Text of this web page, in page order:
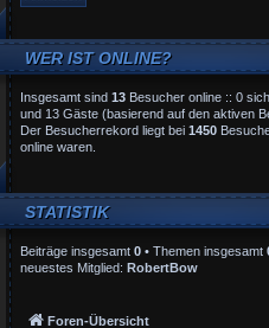
WER IST ONLINE?
Insgesamt sind 13 Besucher online :: 0
und 13 Gäste (basierend auf den aktiven
Der Besucherrekord liegt bei 1450
online waren.
STATISTIK
Beiträge insgesamt 0 • Themen insgesamt
neuestes Mitglied: RobertBow
Foren-Übersicht